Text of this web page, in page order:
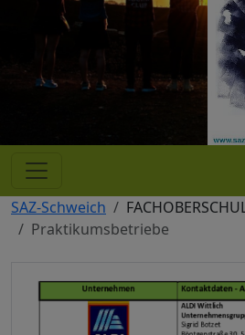
SAZ-Schweich
Praktikumsbetriebe